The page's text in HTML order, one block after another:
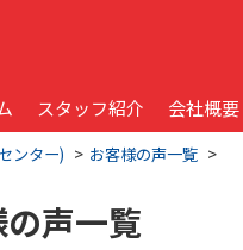
スタッフ紹介 会社概要
ンター)
お客様の声一覧
声一覧